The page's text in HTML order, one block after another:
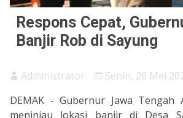
Respons Cepat,
Banjir Rob di Sayung
Administrator
Senin, 26 Mei
DEMAK - Gubernur Jawa Tengah
meninjau lokasi banjir di Desa